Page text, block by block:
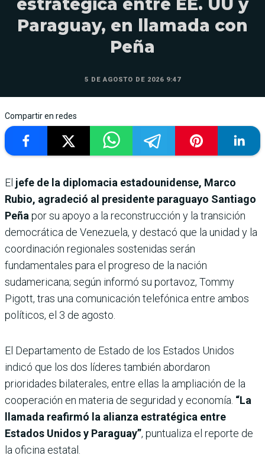
Paraguay, en llamada con
Peña
5 DE AGOSTO DE 2026 9:47
Compartir en redes
El jefe de la diplomacia estadounidense, Marco
Rubio, agradeció al presidente paraguayo Santiago
Peña por su apoyo a la reconstrucción y la transición
democrática de Venezuela, y destacó que la unidad y la
coordinación regionales sostenidas serán
fundamentales para el progreso de la nación
sudamericana; según informó su portavoz, Tommy
Pigott, tras una comunicación telefónica entre ambos
políticos, el 3 de agosto.
El Departamento de Estado de los Estados Unidos
indicó que los dos líderes también abordaron
prioridades bilaterales, entre ellas la ampliación de la
cooperación en materia de seguridad y economía. “La
llamada reafirmó la alianza estratégica entre
Estados Unidos y Paraguay”, puntualiza el reporte de
la oficina estatal.